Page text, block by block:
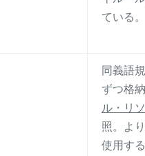
ている。
同義語
ずつ格
ル・リ
照。よ
使用す